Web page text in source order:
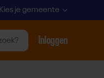
Kies je gemeente
Inloggen